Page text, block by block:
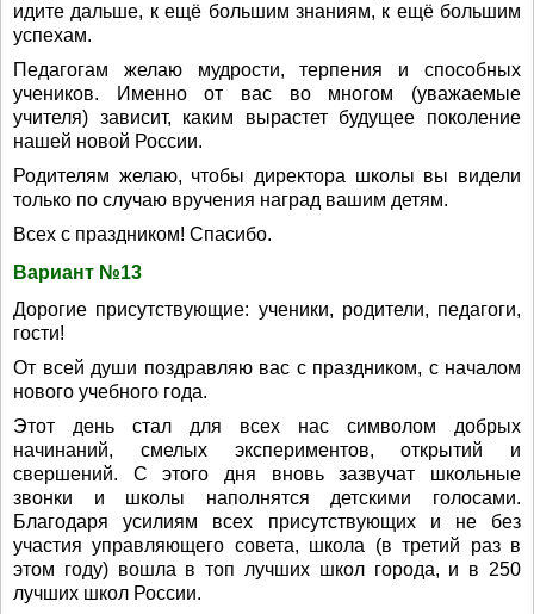
идите дальше, к ещё большим знаниям, к ещё большим
успехам.
Педагогам желаю мудрости, терпения и способных
учеников. Именно от вас во многом (уважаемые
учителя) зависит, каким вырастет будущее поколение
нашей новой России.
Родителям желаю, чтобы директора школы вы видели
только по случаю вручения наград вашим детям.
Всех с праздником! Спасибо.
Вариант №13
Дорогие присутствующие: ученики, родители, педагоги,
гости!
От всей души поздравляю вас с праздником, с началом
нового учебного года.
Этот день стал для всех нас символом добрых
начинаний, смелых экспериментов, открытий и
свершений. С этого дня вновь зазвучат школьные
звонки и школы наполнятся детскими голосами.
Благодаря усилиям всех присутствующих и не без
участия управляющего совета, школа (в третий раз в
этом году) вошла в топ лучших школ города, и в 250
лучших школ России.